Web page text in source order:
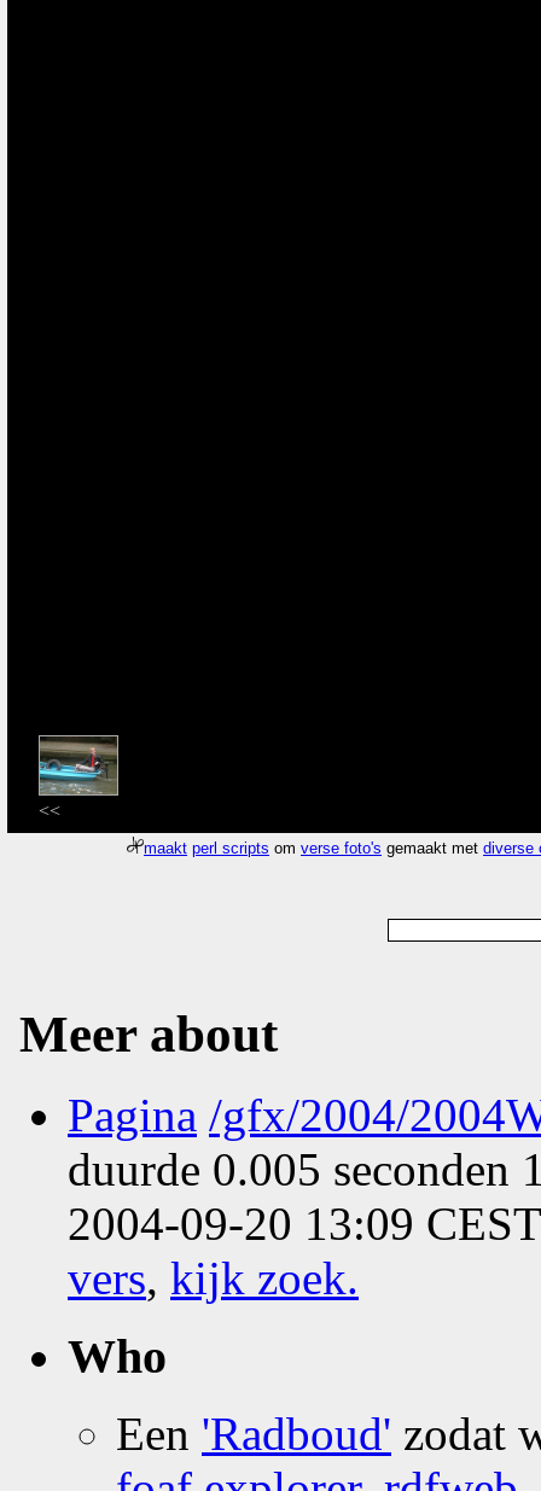
<<
maakt perl scripts omverse foto's gemaakt metdiverse
Meer about
Pagina /gfx/2004/
duurde 0.005 seconden
2004-09-20 13:09
vers, kijk zoek.
Who
Een 'Radboud' zodat